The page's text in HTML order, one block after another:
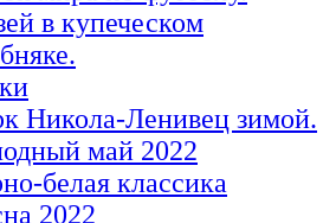
в купеческом
Никола-Ленивец зимой.
май 2022
белая классика
2022